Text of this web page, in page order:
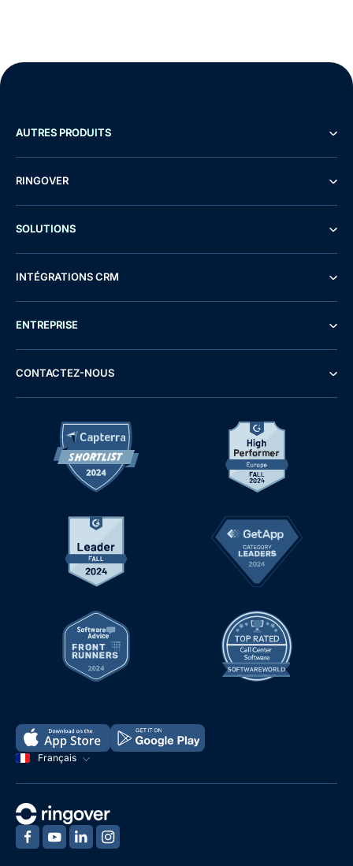
Français
AUTRES PRODUITS
RINGOVER
SOLUTIONS
INTÉGRATIONS CRM
ENTREPRISE
CONTACTEZ-NOUS